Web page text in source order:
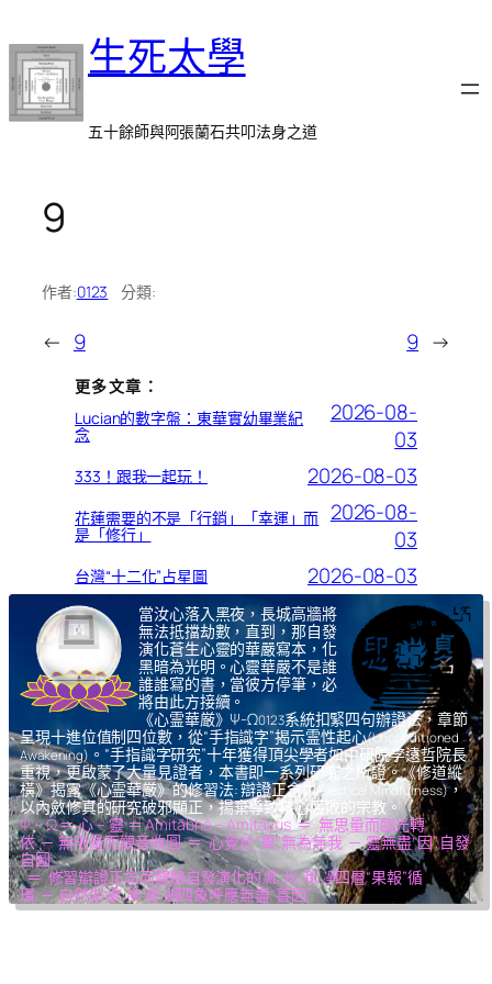
至
主
要
內
生死太學
五十餘師與阿張蘭石共叩法身之道
9
作者:0123 分類:
← 9 9 →
更多文章：
Lucian的數字盤：東華實幼畢業紀
念
2026-08-
03
333！跟我一起玩！ 2026-08-03
花蓮需要的不是「行銷」「幸運」而
是「修行」
2026-08-
03
台灣“十二化”占星圖 2026-08-03
當汝心落入黑夜，長城高牆將
無法抵擋劫數，直到，那自發
演化蒼生心靈的華嚴寫本，化
黑暗為光明。心靈華嚴不是誰
誰誰寫的書，當彼方停筆，必
將由此方接續。
《心霊華厳》Ψ-Ω0123系統扣緊四句辦證法，章節
呈現十進位值制四位數，從“手指識字”揭示霊性起心(Unconditioned
Awakening) 。“手指識字研究”十年獲得頂尖學者如中研院李遠哲院長
重視，更啟蒙了大量見證者，本書即一系列研究之所證。《修道縱
橫》揭露《心霊華厳》的修習法: 辯證正念(Dialectical Mindfulness)，
以內斂修真的研究破邪顯正，揚棄導致核心腐敗的宗教。
Ψ – Ω ＝ 心 – 靈 ＝ Amitābhā – Amitāyus ＝ 無思量而臨光轉
依 ─ 無限量而觀音收圓 ＝ 心覺於“果”,無為無我 ─ 靈無盡“因”,自發
自圓
＝ 修習辯證正念而體驗自發演化的氣,光,我,凈四層“果報”循
環 ─ 自然如復,坤,乾,逅四象呼應無盡“善因”